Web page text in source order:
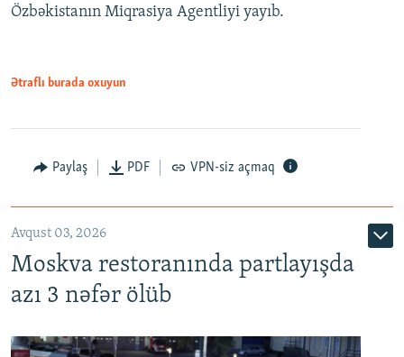
Özbəkistanın Miqrasiya Agentliyi yayıb.
Ətraflı burada oxuyun
Paylaş PDF VPN-siz açmaq
Avqust 03, 2026
Moskva restoranında partlayışda
azı 3 nəfər ölüb